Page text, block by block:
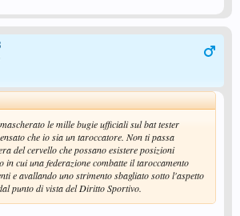
le mille bugie ufficiali sul bat tester
che io sia un taroccatore. Non ti passa
del cervello che possano esistere posizioni
in cui una federazione combatte il taroccamento
e avallando uno strimento sbagliato sotto l'aspetto
punto di vista del Diritto Sportivo.